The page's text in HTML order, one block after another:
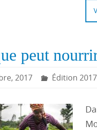
peut
2017 Édition 2017